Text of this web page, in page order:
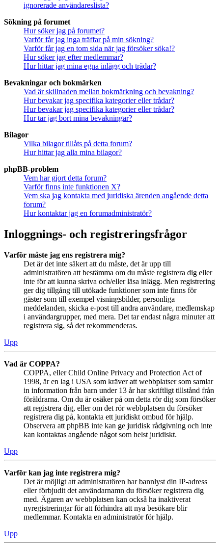
ignorerade användareslista?
Sökning på forumet
Hur söker jag på forumet?
Varför får jag inga träffar på min sökning?
Varför får jag en tom sida när jag försöker söka!?
Hur söker jag efter medlemmar?
Hur hittar jag mina egna inlägg och trådar?
Bevakningar och bokmärken
Vad är skillnaden mellan bokmärkning och bevakning?
Hur bevakar jag specifika kategorier eller trådar?
Hur bevakar jag specifika kategorier eller trådar?
Hur tar jag bort mina bevakningar?
Bilagor
Vilka bilagor tillåts på detta forum?
Hur hittar jag alla mina bilagor?
phpBB-problem
Vem har gjort detta forum?
Varför finns inte funktionen X?
Vem ska jag kontakta med juridiska ärenden angående detta
forum?
Hur kontaktar jag en forumadministratör?
Inloggnings- och registreringsfrågor
Varför måste jag ens registrera mig?
Det är det inte säkert att du måste, det är upp till
administratören att bestämma om du måste registrera dig eller
inte för att kunna skriva och/eller läsa inlägg. Men registrering
ger dig tillgång till utökade funktioner som inte finns för
gäster som till exempel visningsbilder, personliga
meddelanden, skicka e-post till andra användare, medlemskap
i användargrupper, med mera. Det tar endast några minuter att
registrera sig, så det rekommenderas.
Upp
Vad är COPPA?
COPPA, eller Child Online Privacy and Protection Act of
1998, är en lag i USA som kräver att webbplatser som samlar
in information från barn under 13 år har skriftligt tillstånd från
föräldrarna. Om du är osäker på om detta rör dig som försöker
att registrera dig, eller om det rör webbplatsen du försöker
registrera dig på, kontakta ett juridiskt ombud för hjälp.
Observera att phpBB inte kan ge juridisk rådgivning och inte
kan kontaktas angående något som helst juridiskt.
Upp
Varför kan jag inte registrera mig?
Det är möjligt att administratören har bannlyst din IP-adress
eller förbjudit det användarnamn du försöker registrera dig
med. Ägaren av webbplatsen kan också ha inaktiverat
nyregistreringar för att förhindra att nya besökare blir
medlemmar. Kontakta en administratör för hjälp.
Upp